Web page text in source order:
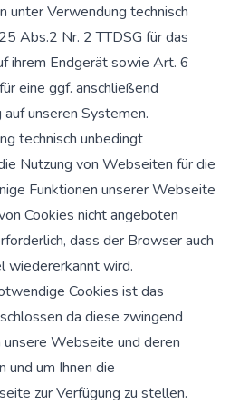
unter Verwendung technisch
Abs.2 Nr. 2 TTDSG für das
ihrem Endgerät sowie Art. 6
eine ggf. anschließend
unseren Systemen.
technisch unbedingt
Nutzung von Webseiten für die
Funktionen unserer Webseite
Cookies nicht angeboten
dass der Browser auch
wiedererkannt wird.
Cookies ist das
da diese zwingend
unsere Webseite und deren
und um Ihnen die
zur Verfügung zu stellen.